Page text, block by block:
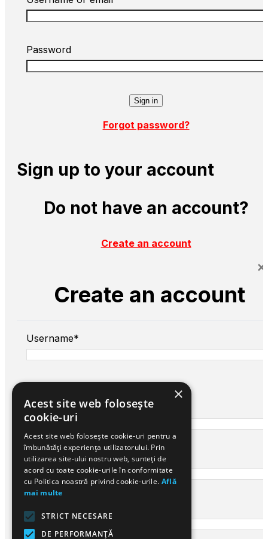
Password
Forgot password?
Sign up to your account
Do not have an account?
Create an account
Create an account
×
Username*
First name*
Last name*
Your email*
×
Acest site web folosește
cookie-uri
Acest site web folosește cookie-uri pentru a
îmbunătăți experiența utilizatorului. Prin
utilizarea site-ului nostru web, sunteți de
acord cu toate cookie-urile în conformitate
cu Politica noastră privind cookie-urile. Află
mai multe
STRICT NECESARE
DE PERFORMANȚĂ